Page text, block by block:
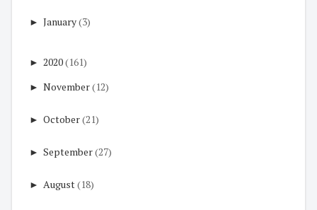
► January(3)
► 2020(161)
► November(12)
► October(21)
► September(27)
► August(18)